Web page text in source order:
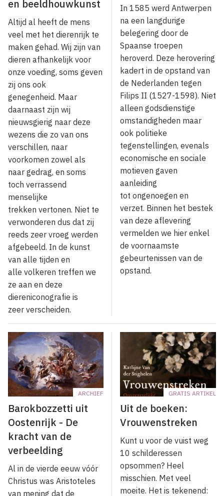
en beeldhouwkunst
Altijd al heeft de mens
veel met het dierenrijk te
maken gehad. Wij zijn van
dieren afhankelijk voor
onze voeding, soms geven
zij ons ook
genegenheid. Maar
daarnaast zijn wij
nieuwsgierig naar deze
wezens die zo van ons
verschillen, naar
voorkomen zowel als
naar gedrag, en soms
toch verrassend
menselijke
trekken vertonen. Niet te
verwonderen dus dat zij
reeds zeer vroeg werden
afgebeeld. In de kunst
van alle tijden en
alle volkeren treffen we
ze aan en deze
diereniconografie is
zeer verscheiden.
In 1585 werd Antwerpen
na een langdurige
belegering door de
Spaanse troepen
heroverd. Deze herovering
kadert in de opstand van
de Nederlanden tegen
Filips II (1527-1598). Niet
alleen godsdienstige
omstandigheden maar
ook politieke
tegenstellingen, evenals
economische en sociale
motieven gaven
aanleiding
tot ongenoegen en
verzet. Binnen het bestek
van deze aflevering
vermelden we hier enkel
de voornaamste
gebeurtenissen van de
opstand.
ARCHIEF
Barokbozzetti uit
Oostenrijk - De
kracht van de
verbeelding
Al in de vierde eeuw vóór
Christus was Aristoteles
van mening dat de
GRATIS ARTIKEL
Uit de boeken:
Vrouwenstreken
Kunt u voor de vuist weg
10 schilderessen
opsommen? Heel
misschien. Met veel
moeite. Het is tekenend: